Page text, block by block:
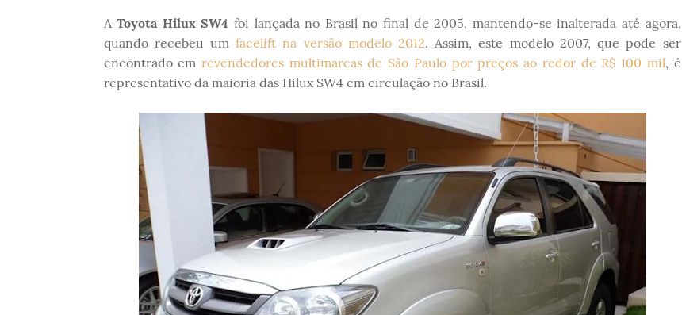
AToyota Hilux SW4 foi lançada no Brasil no final de 2005, mantendo-se inalterada até agora,
quando recebeu umfacelift na versão modelo 2012. Assim, este modelo 2007, que pode ser
encontrado em revendedores multimarcas de São Paulo por preços ao redor de R$ 100 mil, é
representativo da maioria das Hilux SW4 em circulação no Brasil.